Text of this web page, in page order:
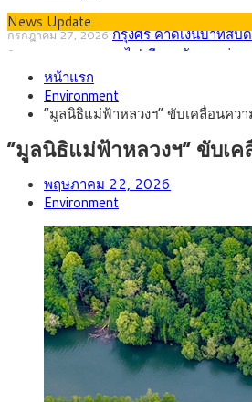
News Update
สิงหาคม 5, 2026 ครม.ไฟเขียวหลักการ ร่าง
สิงหาคม 3, 2026
สิงหาคม 1, 2026 “เอกนิติ” เปิดเครื่องยนต์
กรกฎาคม 27, 2026 ภัยเงียบใกล้ตัวเด็ก
กรกฎาคม 27, 2026 กรุงศรี คาดเงินบาทสั
หน้าแรก
Environment
“มูลนิธิแม่ฟ้าหลวงฯ” ขับเคลื่อนคว
“มูลนิธิแม่ฟ้าหลวงฯ” ขับเ
พฤษภาคม 22, 2026
Environment